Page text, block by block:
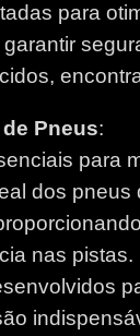
para
Pneus:
para
dos pneus
nas pistas.